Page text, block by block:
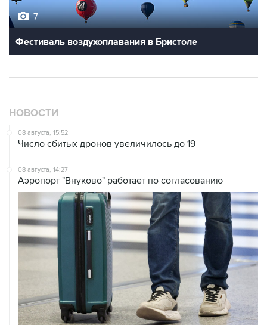
7
Фестиваль воздухоплавания в Бристоле
НОВОСТИ
08 августа, 15:52
Число сбитых дронов увеличилось до 19
08 августа, 14:27
Аэропорт "Внуково" работает по согласованию